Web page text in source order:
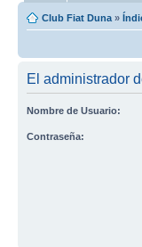
Club Fiat Duna »
El administrador
Nombre de Usuario:
Contraseña: